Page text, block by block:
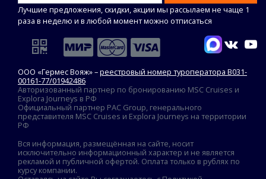
Лучшие предложения, скидки, акции мы рассылаем не чаще 1
раза в неделю и в любой момент можно отписаться
ООО «Гермес Вояж» –реестровый номер туроператора В031-
00161-77/01942486
Авторизованный партнер по бронированию MSC Cruises и
Explora Journeys в РФ
Официальный партнер PAC Group, генерального
представителя MSC Cruises и Explora Journeys на территории
РФ
Вся информация, размещённая на сайте, носит
исключительно информационный характер и не является
рекламой и публичной офертой. Оплата только в рублях по
курсу компании.